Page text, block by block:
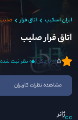
ایران اسکیپ اتاق فرار صلیب
اتاق فرار صلیب
5(0 بازیکن) 0 نظر ثبت شده
مشاهده نظرات کاربران
ژانر